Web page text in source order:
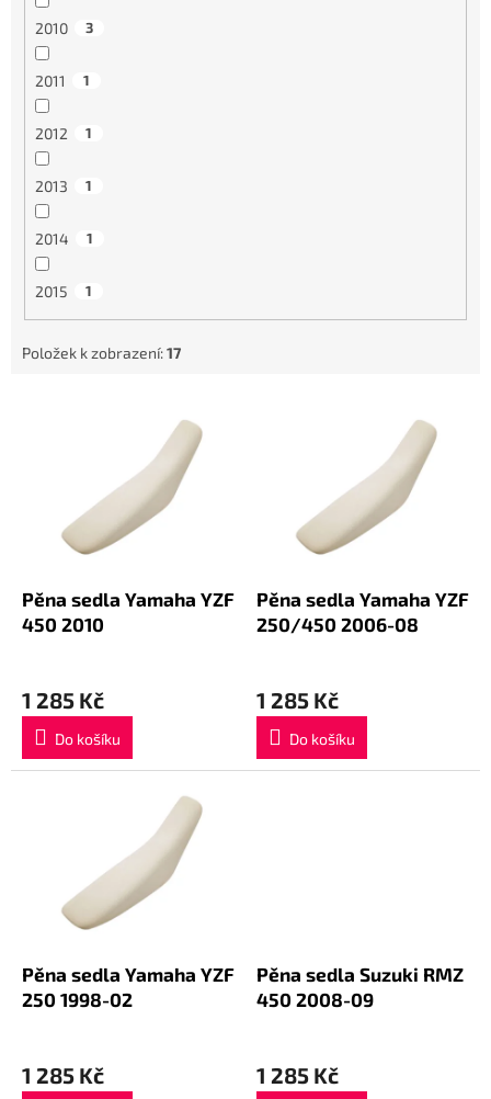
2010 3
2011 1
2012 1
2013 1
2014 1
2015 1
Položek k zobrazení:17
Pěna sedla Yamaha YZF
450 2010
1 285 Kč
Do košíku
Pěna sedla Yamaha YZF
250/450 2006-08
1 285 Kč
Do košíku
Pěna sedla Yamaha YZF
250 1998-02
1 285 Kč
Pěna sedla Suzuki RMZ
450 2008-09
1 285 Kč